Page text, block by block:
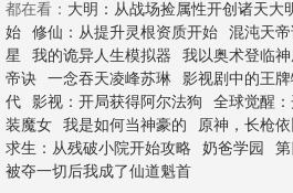
都在看： 大明：从战场捡属性开创诸天大
始
修仙：从提升灵根资质开始 混沌天
星
我的诡异人生模拟器 我以奥术登临神
帝诀
一念吞天凌峰苏琳 影视剧中的王
代
影视：开局获得阿尔法狗 全球觉醒
装魔女
我是如何当神豪的 原神，长枪依
求生：从残破小院开始攻略
奶爸学园
第
被夺一切后我成了仙道魁首